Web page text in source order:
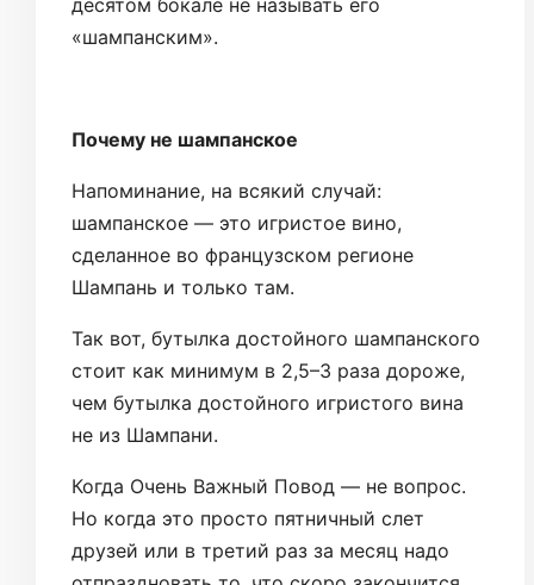
«шампанским».
Почему не шампанское
Напоминание, на всякий случай:
шампанское — это игристое вино,
сделанное во французском регионе
Шампань и только там.
Так вот, бутылка достойного шампанского
стоит как минимум в 2,5–3 раза дороже,
чем бутылка достойного игристого вина
не из Шампани.
Когда Очень Важный Повод — не вопрос.
Но когда это просто пятничный слет
друзей или в третий раз за месяц надо